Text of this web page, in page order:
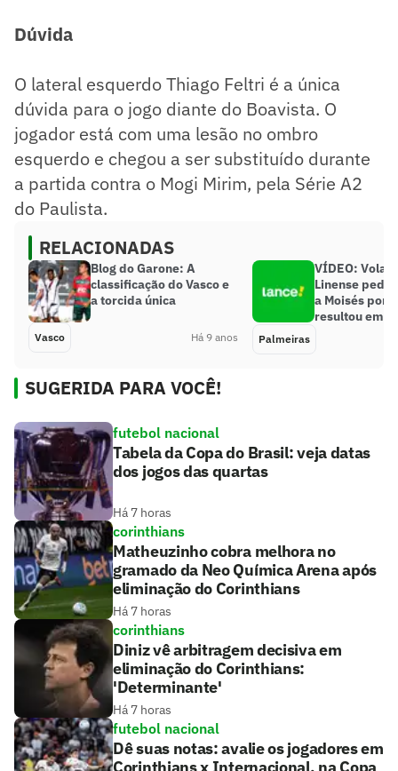
Dúvida
O lateral esquerdo Thiago Feltri é a única
dúvida para o jogo diante do Boavista. O
jogador está com uma lesão no ombro
esquerdo e chegou a ser substituído durante
a partida contra o Mogi Mirim, pela Série A2
do Paulista.
RELACIONADAS
Blog do Garone: A
classificação do Vasco e
a torcida única
Vasco Há 9 anos
VÍDEO:
Linense pede
a Moisés por
resultou em
Palmeiras
SUGERIDA PARA VOCÊ!
futebol nacional
Tabela da Copa do Brasil: veja datas
dos jogos das quartas
Há 7 horas
corinthians
Matheuzinho cobra melhora no
gramado da Neo Química Arena após
eliminação do Corinthians
Há 7 horas
corinthians
Diniz vê arbitragem decisiva em
eliminação do Corinthians:
'Determinante'
Há 7 horas
futebol nacional
Dê suas notas: avalie os jogadores em